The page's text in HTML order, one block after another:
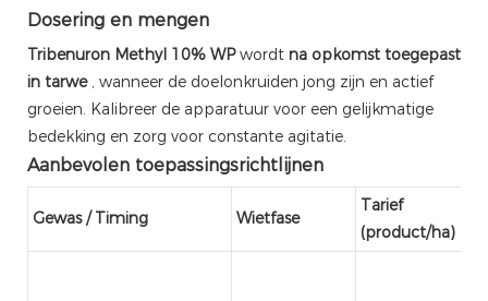
Dosering en mengen
Tribenuron Methyl 10% WPwordt na opkomst toegepast
in tarwe, wanneer de doelonkruiden jong zijn en actief
groeien. Kalibreer de apparatuur voor een gelijkmatige
bedekking en zorg voor constante agitatie.
Aanbevolen toepassingsrichtlijnen
Gewas / Timing Wietfase
Tarief
(product/ha)